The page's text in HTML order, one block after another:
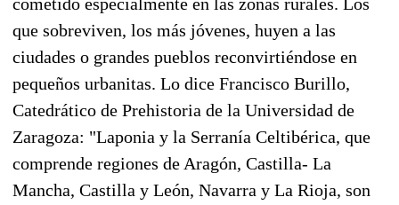
que sobreviven, los más jóvenes, huyen a las
ciudades o grandes pueblos reconvirtiéndose en
pequeños urbanitas. Lo dice Francisco Burillo,
Catedrático de Prehistoria de la Universidad de
Zaragoza: "Laponia y la Serranía Celtibérica, que
comprende regiones de Aragón, Castilla- La
Mancha, Castilla y León, Navarra y La Rioja, son